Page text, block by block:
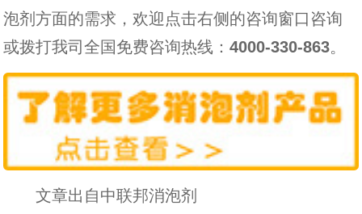
泡剂方面的需求，欢迎点击右侧的咨询窗口咨询
或拨打我司全国免费咨询热线：4000-330-863。
文章出自中联邦消泡剂